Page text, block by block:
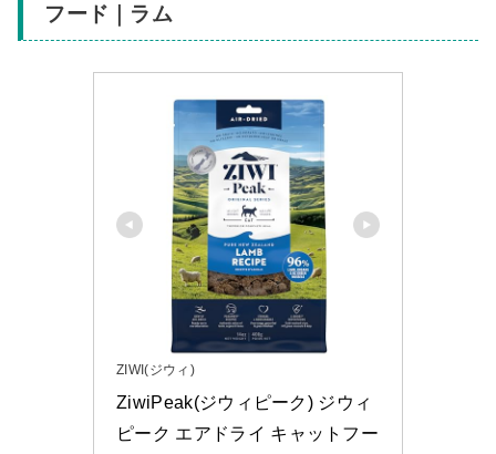
フード｜ラム
ZIWI(ジウィ)
ZiwiPeak(ジウィピーク) ジウィ
ピーク エアドライ キャットフー